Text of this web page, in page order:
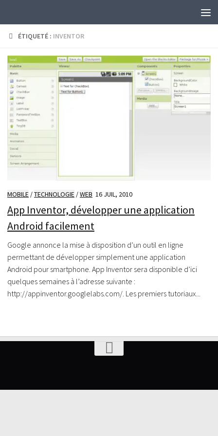
ÉTIQUETÉ : INVENTOR
MOBILE /TECHNOLOGIE /WEB 16 JUIL, 2010
App Inventor, développer une application
Android facilement
Google annonce la mise à disposition d’un outil en ligne
permettant de développer simplement une application
Android pour smartphone. App Inventor sera disponible d’ici
quelques semaines à l’adresse suivante :
http://appinventor.googlelabs.com/. Les premiers tutoriaux...